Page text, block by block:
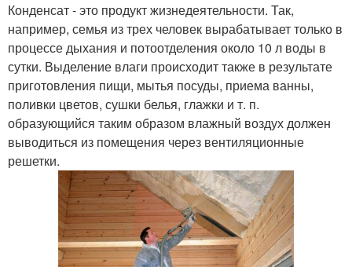
Конденсат - это продукт жизнедеятельности. Так,
например, семья из трех человек вырабатывает только в
процессе дыхания и потоотделения около 10 л воды в
сутки. Выделение влаги происходит также в результате
приготовления пищи, мытья посуды, приема ванны,
поливки цветов, сушки белья, глажки и т. п.
образующийся таким образом влажный воздух должен
выводиться из помещения через вентиляционные
решетки.